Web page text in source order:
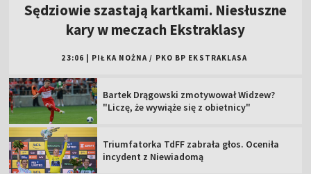
Sędziowie szastają kartkami. Niesłuszne
kary w meczach Ekstraklasy
23:06 PIŁKA NOŻNA / PKO BP EKSTRAKLASA
Bartek Drągowski zmotywował Widzew?
"Liczę, że wywiąże się z obietnicy"
Triumfatorka TdFF zabrała głos. Oceniła
incydent z Niewiadomą